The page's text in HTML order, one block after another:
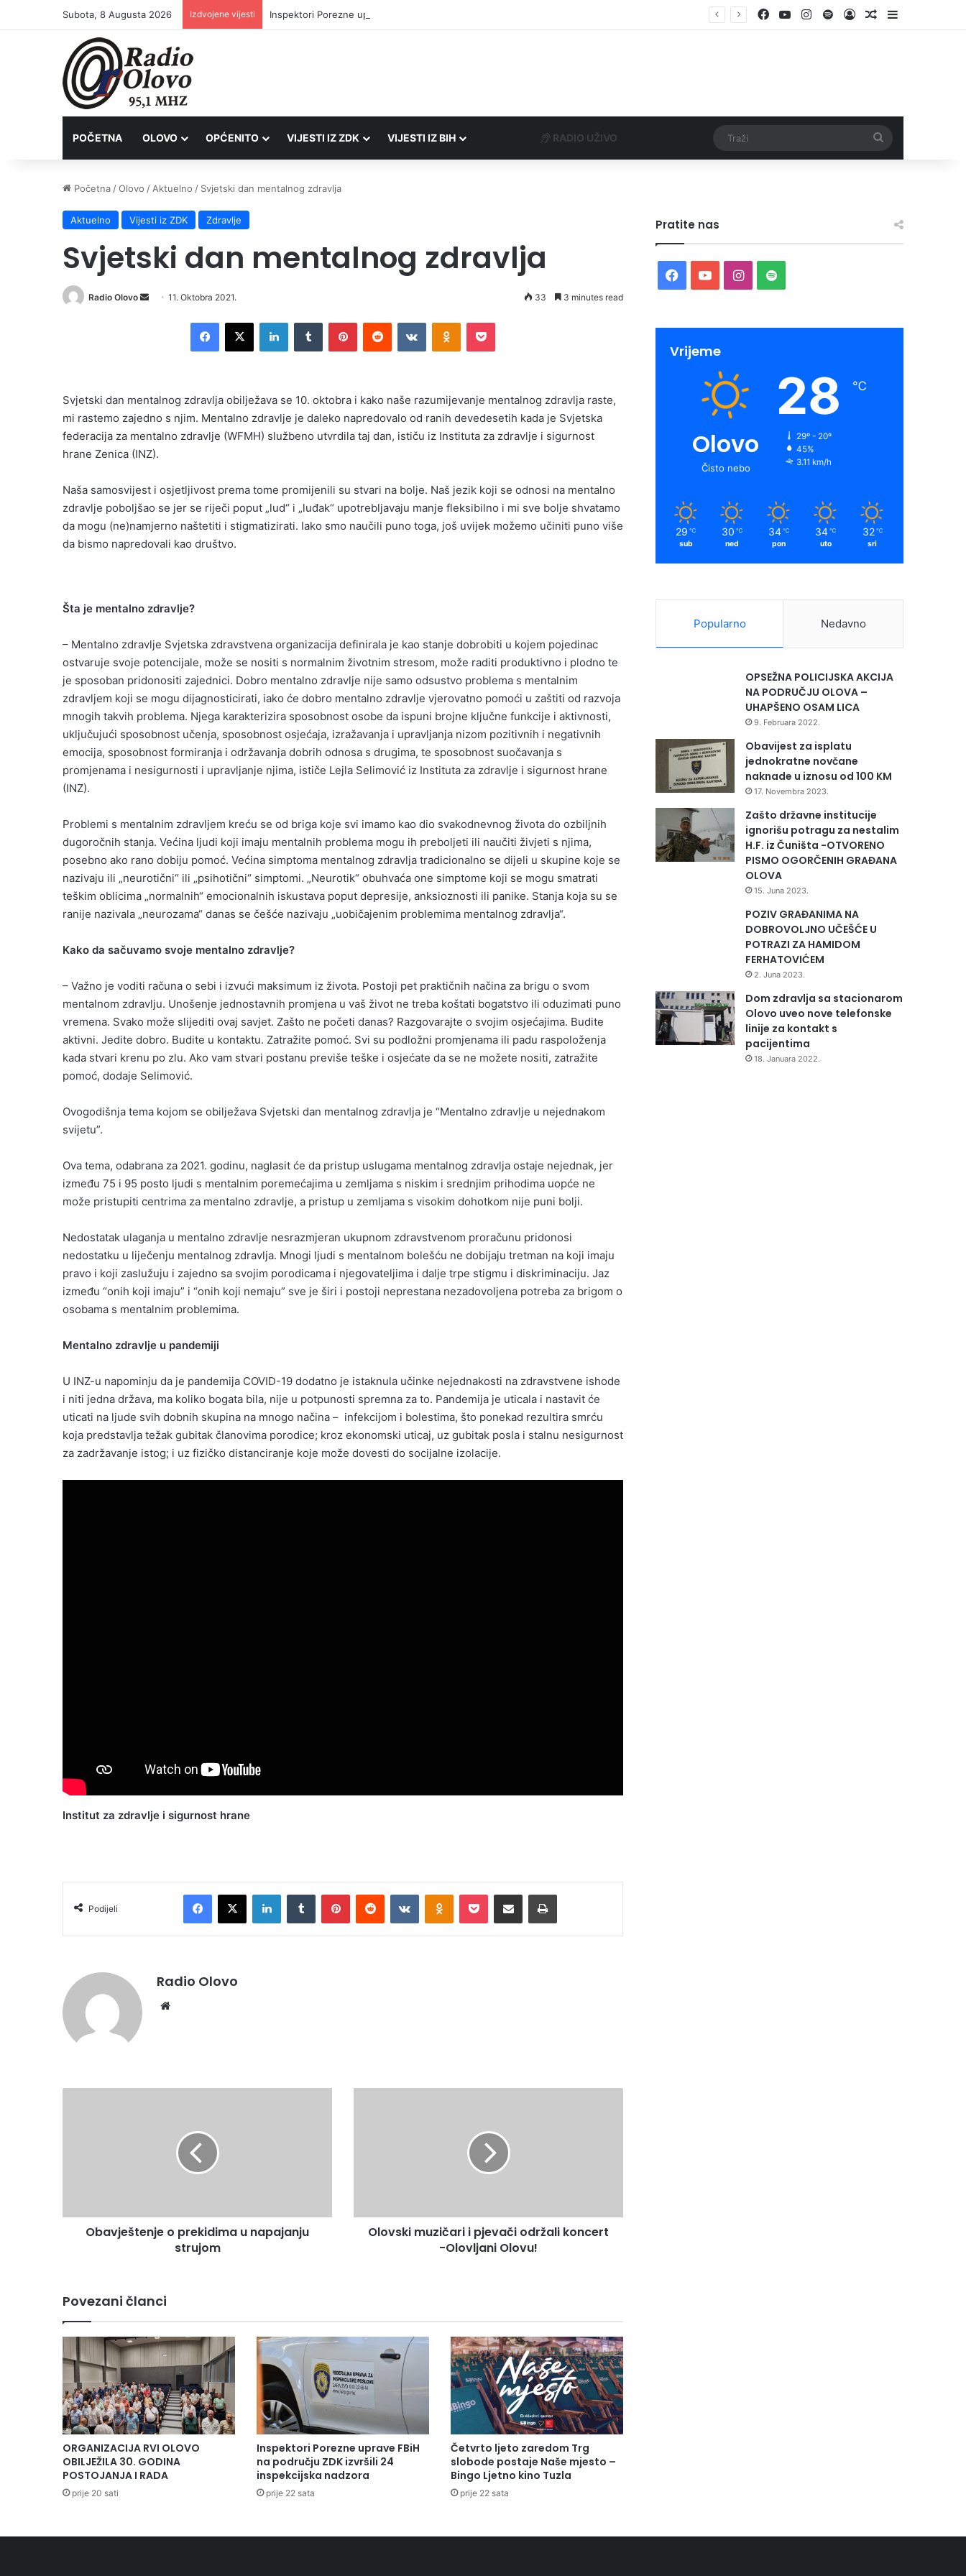
Subota, 8 Augusta 2026 Izdvojene vijesti Inspektori Porezne uprave FBiH na području ZDK izvršili 24 inspekcijska nadzora Facebook
YouTubeInstagram
SpotifyLog InRandom Article
Sidebar
POČETNA OLOVO OPĆENITO VIJESTI IZ ZDK VIJESTI IZ BIH RADIO UŽIVO
Početna /Olovo / Aktuelno / Svjetski dan mentalnog zdravlja
Aktuelno Vijesti iz ZDK Zdravlje
Svjetski dan mentalnog zdravlja
Radio Olovo
Send11. Oktobra 2021. 33 3 minutes read
Facebook
X LinkedInTumblr PinterestReddit VKontakteOdnoklassniki
Pocket
Svjetski dan mentalnog zdravlja obilježava se 10. oktobra i kako naše razumijevanje mentalnog zdravlja raste,
mi rastemo zajedno s njim. Mentalno zdravlje je daleko napredovalo od ranih devedesetih kada je Svjetska
federacija za mentalno zdravlje (WFMH) službeno utvrdila taj dan, ističu iz Instituta za zdravlje i sigurnost
hrane Zenica (INZ).
Naša samosvijest i osjetljivost prema tome promijenili su stvari na bolje. Naš jezik koji se odnosi na mentalno
zdravlje poboljšao se jer se riječi poput „lud“ i „luđak“ upotrebljavaju manje fleksibilno i mi sve bolje shvatamo
da mogu (ne)namjerno naštetiti i stigmatizirati. Iako smo naučili puno toga, još uvijek možemo učiniti puno više
da bismo napredovali kao društvo.
Šta je mentalno zdravlje?
– Mentalno zdravlje Svjetska zdravstvena organizacija definirala je kao stanje dobrobiti u kojem pojedinac
ostvaruje svoje potencijale, može se nositi s normalnim životnim stresom, može raditi produktivno i plodno te
je sposoban pridonositi zajednici. Dobro mentalno zdravlje nije samo odsustvo problema s mentalnim
zdravljem koji se mogu dijagnosticirati, iako će dobro mentalno zdravlje vjerovatno pomoći u zaštiti od razvoja
mnogih takvih problema. Njega karakterizira sposobnost osobe da ispuni brojne ključne funkcije i aktivnosti,
uključujući sposobnost učenja, sposobnost osjećaja, izražavanja i upravljanja nizom pozitivnih i negativnih
emocija, sposobnost formiranja i održavanja dobrih odnosa s drugima, te sposobnost suočavanja s
promjenama i nesigurnosti i upravljanje njima, ističe Lejla Selimović iz Instituta za zdravlje i sigurnost hrane
(INZ).
Problemi s mentalnim zdravljem kreću se od briga koje svi imamo kao dio svakodnevnog života do ozbiljnih
dugoročnih stanja. Većina ljudi koji imaju mentalnih problema mogu ih preboljeti ili naučiti živjeti s njima,
posebno ako rano dobiju pomoć. Većina simptoma mentalnog zdravlja tradicionalno se dijeli u skupine koje se
nazivaju ili „neurotični“ ili „psihotični“ simptomi. „Neurotik“ obuhvaća one simptome koji se mogu smatrati
teškim oblicima „normalnih“ emocionalnih iskustava poput depresije, anksioznosti ili panike. Stanja koja su se
ranije nazivala „neurozama“ danas se češće nazivaju „uobičajenim problemima mentalnog zdravlja“.
Kako da sačuvamo svoje mentalno zdravlje?
– Važno je voditi računa o sebi i izvući maksimum iz života. Postoji pet praktičnih načina za brigu o svom
mentalnom zdravlju. Unošenje jednostavnih promjena u vaš život ne treba koštati bogatstvo ili oduzimati puno
vremena. Svako može slijediti ovaj savjet. Zašto ne početi danas? Razgovarajte o svojim osjećajima. Budite
aktivni. Jedite dobro. Budite u kontaktu. Zatražite pomoć. Svi su podložni promjenama ili padu raspoloženja
kada stvari krenu po zlu. Ako vam stvari postanu previše teške i osjećate da se ne možete nositi, zatražite
pomoć, dodaje Selimović.
Ovogodišnja tema kojom se obilježava Svjetski dan mentalnog zdravlja je “Mentalno zdravlje u nejednakom
svijetu”.
Ova tema, odabrana za 2021. godinu, naglasit će da pristup uslugama mentalnog zdravlja ostaje nejednak, jer
između 75 i 95 posto ljudi s mentalnim poremećajima u zemljama s niskim i srednjim prihodima uopće ne
može pristupiti centrima za mentalno zdravlje, a pristup u zemljama s visokim dohotkom nije puni bolji.
Nedostatak ulaganja u mentalno zdravlje nesrazmjeran ukupnom zdravstvenom proračunu pridonosi
nedostatku u liječenju mentalnog zdravlja. Mnogi ljudi s mentalnom bolešću ne dobijaju tretman na koji imaju
pravo i koji zaslužuju i zajedno sa svojim porodicama i njegovateljima i dalje trpe stigmu i diskriminaciju. Jaz
između “onih koji imaju” i “onih koji nemaju” sve je širi i postoji neprestana nezadovoljena potreba za brigom o
osobama s mentalnim problemima.
Mentalno zdravlje u pandemiji
U INZ-u napominju da je pandemija COVID-19 dodatno je istaknula učinke nejednakosti na zdravstvene ishode
i niti jedna država, ma koliko bogata bila, nije u potpunosti spremna za to. Pandemija je uticala i nastavit će
uticati na ljude svih dobnih skupina na mnogo načina – infekcijom i bolestima, što ponekad rezultira smrću
koja predstavlja težak gubitak članovima porodice; kroz ekonomski uticaj, uz gubitak posla i stalnu nesigurnost
za zadržavanje istog; i uz fizičko distanciranje koje može dovesti do socijalne izolacije.
Institut za zdravlje i sigurnost hrane
Podijeli
Facebook
X LinkedInTumblr PinterestReddit VKontakteOdnoklassniki
Pocket Podijeli putem Emaila Print
Radio Olovo
Obavještenje o prekidima u napajanju
strujom
Olovu!
Olovski muzičari i pjevači održali koncert
-Olovljani Olovu!
Povezani članci
ORGANIZACIJA RVI OLOVO
OBILJEŽILA 30. GODINA
POSTOJANJA I RADA
prije 20 sati
Inspektori Porezne uprave FBiH
na području ZDK izvršili 24
inspekcijska nadzora
prije 22 sata
Četvrto ljeto zaredom Trg
slobode postaje Naše mjesto –
Bingo Ljetno kino Tuzla
prije 22 sata
Pratite nas
Facebook
YouTubeInstagram
Spotify
Vrijeme
Olovo
Čisto nebo
28 ℃
29º - 20º
45%
3.11 km/h
29 ℃
sub
30 ℃
ned
34 ℃
pon
34 ℃
uto
32 ℃
sri
Popularno Nedavno
OPSEŽNA POLICIJSKA AKCIJA
NA PODRUČJU OLOVA –
UHAPŠENO OSAM LICA
9. Februara 2022.
Obavijest za isplatu
jednokratne novčane
naknade u iznosu od 100 KM
17. Novembra 2023.
Zašto državne institucije
ignorišu potragu za nestalim
H.F. iz Čuništa -OTVORENO
PISMO OGORČENIH GRAĐANA
OLOVA
15. Juna 2023.
POZIV GRAĐANIMA NA
DOBROVOLJNO UČEŠĆE U
POTRAZI ZA HAMIDOM
FERHATOVIĆEM
2. Juna 2023.
Dom zdravlja sa stacionarom
Olovo uveo nove telefonske
linije za kontakt s
pacijentima
18. Januara 2022.